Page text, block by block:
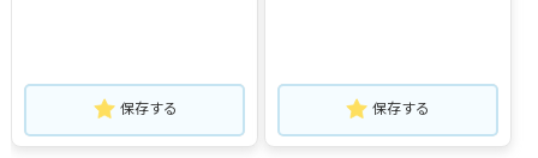
保存する 保存する